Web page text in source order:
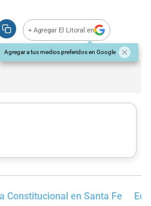
+ Agregar El Litoral en
Agregar a tus medios preferidos en Google
Constitucional en Santa Fe